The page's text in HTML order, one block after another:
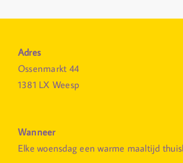
Adres
Ossenmarkt 44
1381 LX Weesp
Wanneer
Elke woensdag een warme maaltijd